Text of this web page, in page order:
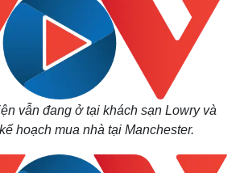
vẫn đang ở tại khách sạn Lowry và
hoạch mua nhà tại Manchester.